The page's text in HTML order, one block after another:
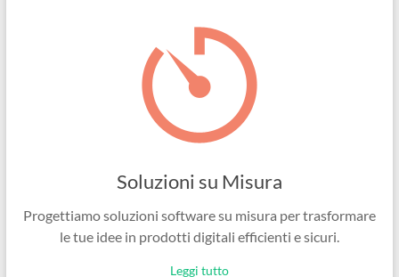
Soluzioni su Misura
Progettiamo soluzioni software su misura per trasformare
le tue idee in prodotti digitali efficienti e sicuri.
Leggi tutto